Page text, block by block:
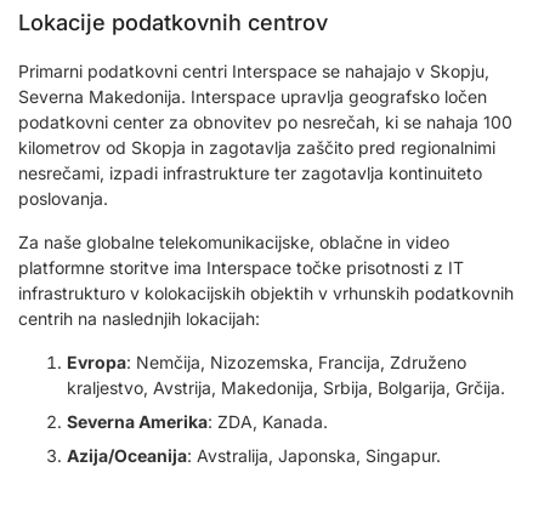
Lokacije podatkovnih centrov
Primarni podatkovni centri Interspace se nahajajo v Skopju,
Severna Makedonija. Interspace upravlja geografsko ločen
podatkovni center za obnovitev po nesrečah, ki se nahaja 100
kilometrov od Skopja in zagotavlja zaščito pred regionalnimi
nesrečami, izpadi infrastrukture ter zagotavlja kontinuiteto
poslovanja.
Za naše globalne telekomunikacijske, oblačne in video
platformne storitve ima Interspace točke prisotnosti z IT
infrastrukturo v kolokacijskih objektih v vrhunskih podatkovnih
centrih na naslednjih lokacijah:
Evropa: Nemčija, Nizozemska, Francija, Združeno
kraljestvo, Avstrija, Makedonija, Srbija, Bolgarija, Grčija.
Severna Amerika: ZDA, Kanada.
Azija/Oceanija: Avstralija, Japonska, Singapur.